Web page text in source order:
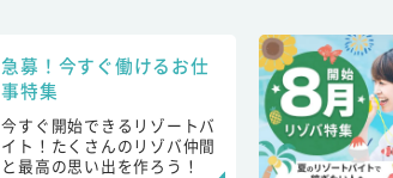
急募！今すぐ働けるお仕
事特集
今すぐ開始できるリゾートバ
イト！たくさんのリゾバ仲間
と最高の思い出を作ろう！